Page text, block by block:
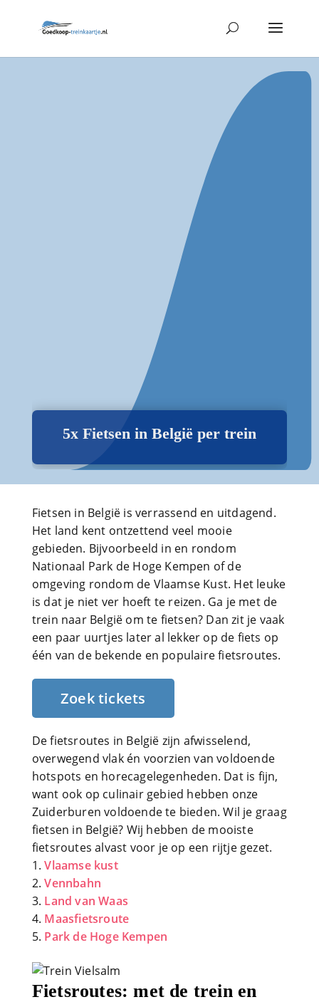
5x Fietsen in België per trein
Fietsen in België is verrassend en uitdagend.
Het land kent ontzettend veel mooie
gebieden. Bijvoorbeeld in en rondom
Nationaal Park de Hoge Kempen of de
omgeving rondom de Vlaamse Kust. Het leuke
is dat je niet ver hoeft te reizen. Ga je met de
trein naar België om te fietsen? Dan zit je vaak
een paar uurtjes later al lekker op de fiets op
één van de bekende en populaire fietsroutes.
Zoek tickets
De fietsroutes in België zijn afwisselend,
overwegend vlak én voorzien van voldoende
hotspots en horecagelegenheden. Dat is fijn,
want ook op culinair gebied hebben onze
Zuiderburen voldoende te bieden. Wil je graag
fietsen in België? Wij hebben de mooiste
fietsroutes alvast voor je op een rijtje gezet.
Vlaamse kust
Vennbahn
Land van Waas
Maasfietsroute
Park de Hoge Kempen
Fietsroutes: met de trein en